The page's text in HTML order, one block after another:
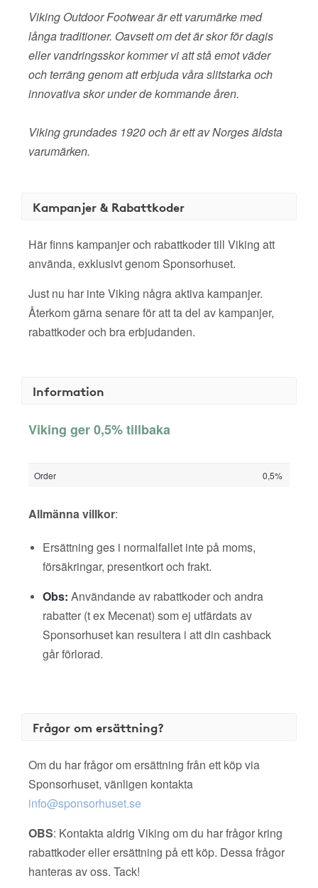
Viking Outdoor Footwear är ett varumärke med
långa traditioner. Oavsett om det är skor för dagis
eller vandringsskor kommer vi att stå emot väder
och terräng genom att erbjuda våra slitstarka och
innovativa skor under de kommande åren.
Viking grundades 1920 och är ett av Norges äldsta
varumärken.
Kampanjer & Rabattkoder
Här finns kampanjer och rabattkoder till Viking att
använda, exklusivt genom Sponsorhuset.
Just nu har inte Viking några aktiva kampanjer.
Återkom gärna senare för att ta del av kampanjer,
rabattkoder och bra erbjudanden.
Information
Viking ger 0,5% tillbaka
Order 0,5%
Allmänna villkor:
Ersättning ges i normalfallet inte på moms,
försäkringar, presentkort och frakt.
Obs: Användande av rabattkoder och andra
rabatter (t ex Mecenat) som ej utfärdats av
Sponsorhuset kan resultera i att din cashback
går förlorad.
Frågor om ersättning?
Om du har frågor om ersättning från ett köp via
Sponsorhuset, vänligen kontakta
info@sponsorhuset.se
OBS: Kontakta aldrig Viking om du har frågor kring
rabattkoder eller ersättning på ett köp. Dessa frågor
hanteras av oss. Tack!